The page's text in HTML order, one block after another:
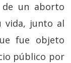
un aborto
vida, junto al
fue objeto
público por